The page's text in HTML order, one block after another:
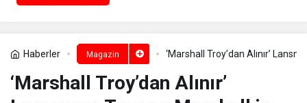
Haberler Magazin ‘Marshall Troy’dan Alınır’
‘Marshall Troy’dan Alınır’